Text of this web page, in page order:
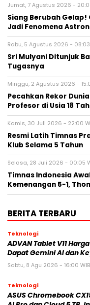
Jumat, 7 Agustus 2026 -
Siang Berubah
Jadi Fenomena
Rabu, 5 Agustus 2026 - 08:03
Sri Mulyani Ditunjuk
Tugasnya
Minggu, 2 Agustus 2026 -
Pecahkan Rekor
Profesor di Usia 18
Kamis, 30 Juli 2026 - 22:00
Resmi Latih Timnas
Klub Selama 5 Tahun
Selasa, 28 Juli 2026 - 00:05
Timnas Indonesia
Kemenangan 5-1,
BERITA TERBARU
Teknologi
ADVAN Tablet V11
Dapat Gemini AI dan
Sabtu, 8 Agu 2026 - 16:00 WIB
Teknologi
ASUS Chromebook